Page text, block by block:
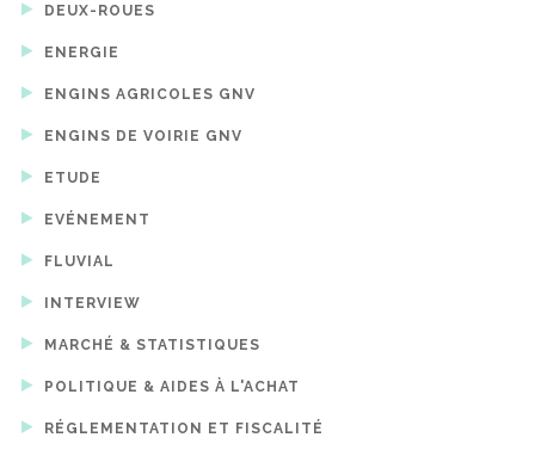
DEUX-ROUES
ENERGIE
ENGINS AGRICOLES GNV
ENGINS DE VOIRIE GNV
ETUDE
EVÉNEMENT
FLUVIAL
INTERVIEW
MARCHÉ & STATISTIQUES
POLITIQUE & AIDES À L'ACHAT
RÉGLEMENTATION ET FISCALITÉ